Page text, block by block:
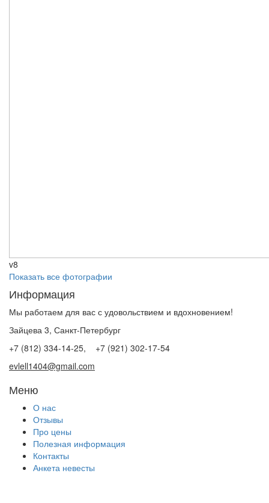
v8
Показать все фотографии
Информация
Мы работаем для вас с удовольствием и вдохновением!
Зайцева 3, Санкт-Петербург
+7 (812) 334-14-25, +7 (921) 302-17-54
evlell1404@gmail.com
Меню
О нас
Отзывы
Про цены
Полезная информация
Контакты
Анкета невесты